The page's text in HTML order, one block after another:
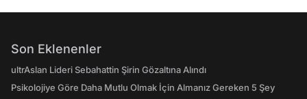
Son Eklenenler
ultrAslan Lideri Sebahattin Şirin Gözaltına Alındı
Psikolojiye Göre Daha Mutlu Olmak İçin Almanız Gereken 5 Şey